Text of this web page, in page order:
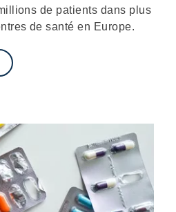
de patients dans plus
de santé en Europe.